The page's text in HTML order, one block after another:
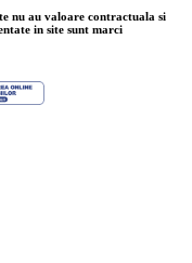
nu au valoare contractuala si
in site sunt marci